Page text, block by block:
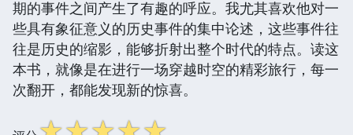
期的事件之间产生了有趣的呼应。我尤其喜欢他对一
些具有象征意义的历史事件的集中论述，这些事件往
往是历史的缩影，能够折射出整个时代的特点。读这
本书，就像是在进行一场穿越时空的精彩旅行，每一
次翻开，都能发现新的惊喜。